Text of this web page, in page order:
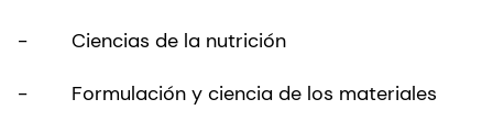
- Ciencias de la nutrición
- Formulación y ciencia de los materiales